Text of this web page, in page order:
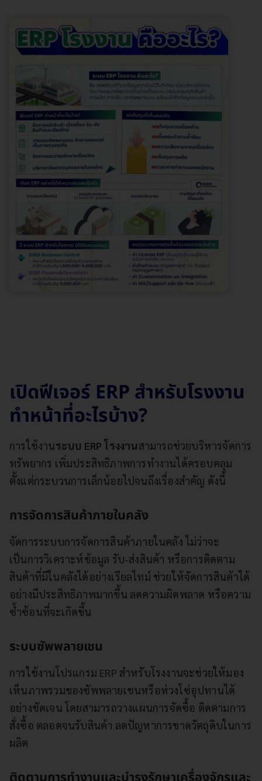
เปิดฟีเจอร์ ERP สำหรับโรงงาน
ทำหน้าที่อะไรบ้าง?
การใช้งานระบบ ERP โรงงานสามารถช่วยบริหารจัดการ
ทรัพยากร เพิ่มประสิทธิภาพการทำงานได้ครอบคลุม
ตั้งแต่กระบวนการเล็กน้อยไปจนถึงเรื่องสำคัญ ดังนี้
การจัดการสินค้าภายในคลัง
จัดการระบบการจัดการสินค้าภายในคลัง ไม่ว่าจะ
เป็นการวิเคราะห์ข้อมูล รับ-ส่งสินค้า หรือการติดตาม
สินค้าที่มีในคลังได้อย่างเรียลไทม์ ช่วยให้จัดการสินค้าได้
อย่างมีประสิทธิภาพมากขึ้น ลดความผิดพลาด หรือความ
ซ้ำซ้อนที่จะเกิดขึ้น
ระบบซัพพลายเชน
การใช้งานโปรแกรม ERP สำหรับโรงงานจะช่วยให้มอง
เห็นภาพรวมของซัพพลายเชนหรือห่วงโซ่อุปทานได้
อย่างชัดเจน โดยสามารถวางแผนการจัดซื้อ ติดตามการ
สั่งซื้อ ตลอดจนรับสินค้า ลดปัญหาการขาดวัตถุดิบในการ
ผลิต